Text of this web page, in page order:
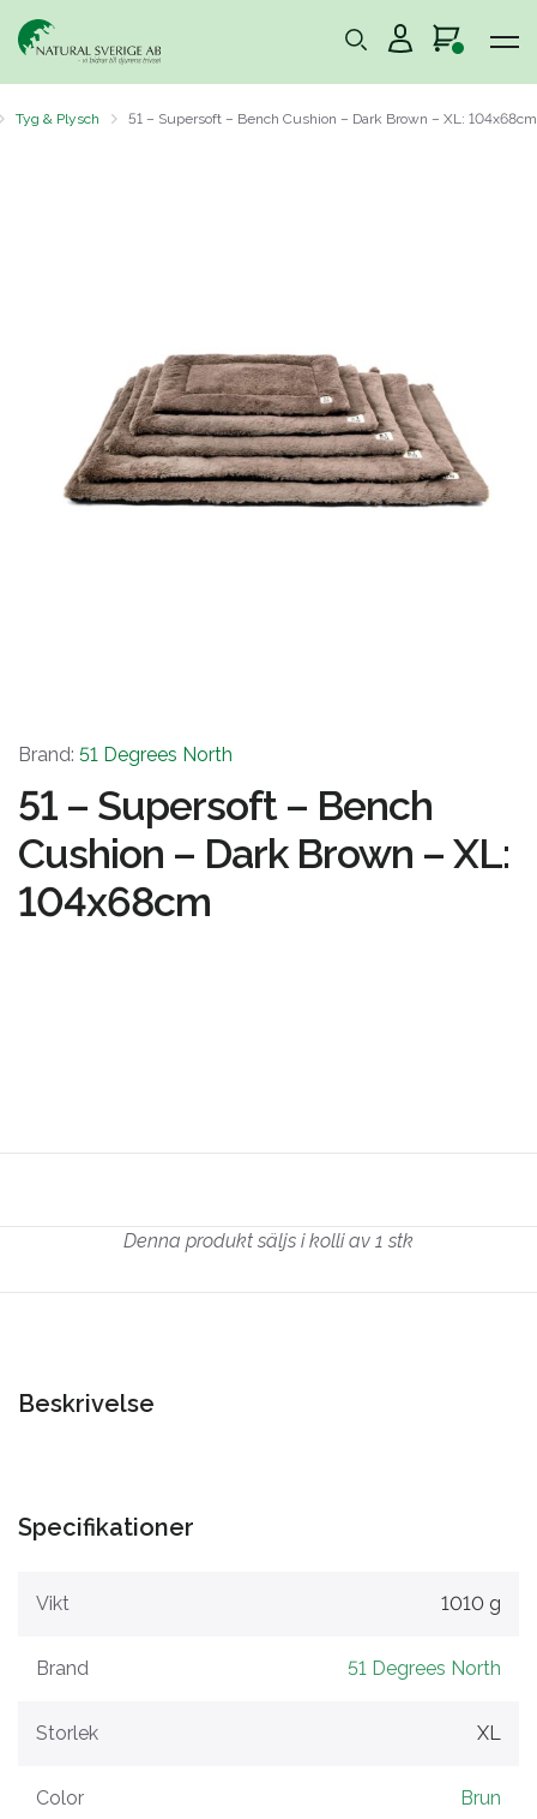
Tyg & Plysch 51 – Supersoft – Bench Cushion – Dark Brown – XL: 104x68cm
Brand: 51 Degrees North
51 – Supersoft – Bench
Cushion – Dark Brown – XL:
104x68cm
Denna produkt säljs i kolli av 1 stk
Beskrivelse
Specifikationer
Vikt 1010 g
Brand 51 Degrees North
Storlek XL
Color Brun